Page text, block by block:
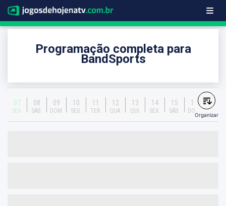
Programação completa para
BandSports
07
SEX.
08
SÁB.
09
DOM.
10
SEG.
11
TER.
12
QUA.
13
QUI.
14
SEX.
15
SÁB.
16
DOM.
Organizar